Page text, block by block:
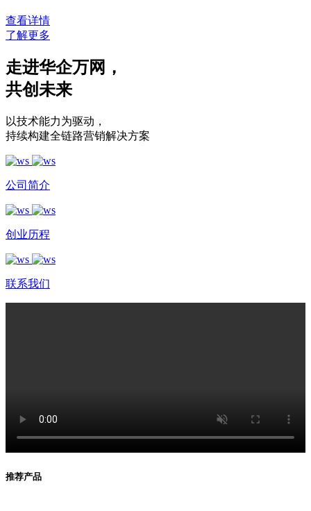
查看详情
了解更多
走进华企万网 ，
共创未来
以技术能力为驱动 ，
持续构建全链路营销解决方案
公司简介
创业历程
联系我们
推荐产品